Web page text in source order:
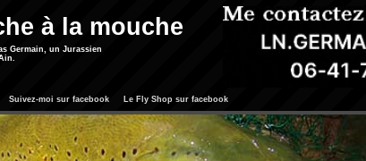
à la mouche
Germain, un Jurassien
Suivez-moi sur facebook Le Fly Shop sur facebook